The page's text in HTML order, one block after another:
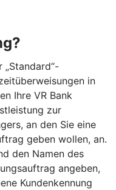
in
Ihre VR Bank
zur
an den Sie eine
geben wollen, an.
den Namen des
angeben,
Kundenkennung